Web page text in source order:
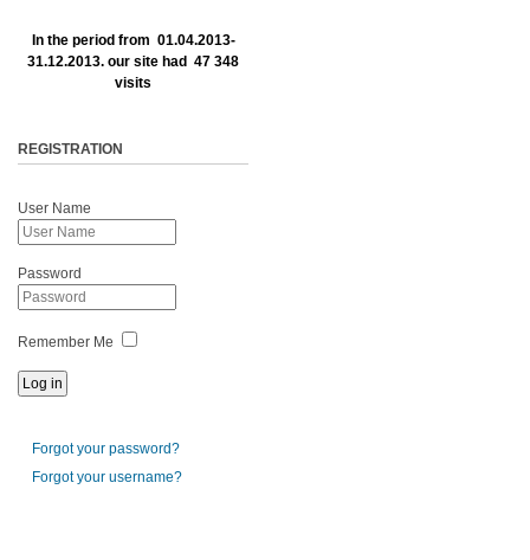
In the period from 01.04.2013-
31.12.2013. our site had 47 348
visits
REGISTRATION
User Name
Password
Remember Me
Forgot your password?
Forgot your username?